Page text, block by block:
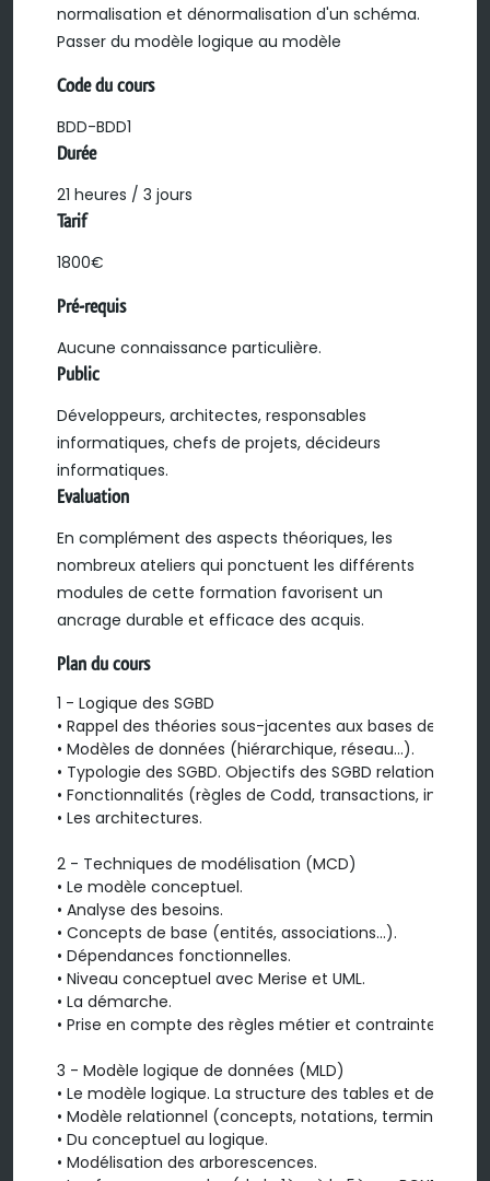
normalisation et dénormalisation d'un schéma.
Passer du modèle logique au modèle
Code du cours
BDD-BDD1
Durée
21 heures / 3 jours
Tarif
1800€
Pré-requis
Aucune connaissance particulière.
Public
Développeurs, architectes, responsables
informatiques, chefs de projets, décideurs
informatiques.
Evaluation
En complément des aspects théoriques, les
nombreux ateliers qui ponctuent les différents
modules de cette formation favorisent un
ancrage durable et efficace des acquis.
Plan du cours
1 - Logique des SGBD
• Rappel des théories sous-jacentes aux bases de
• Modèles de données (hiérarchique, réseau...).
• Typologie des SGBD. Objectifs des SGBD relationnels.
• Fonctionnalités (règles de Codd, transactions,
• Les architectures.
2 - Techniques de modélisation (MCD)
• Le modèle conceptuel.
• Analyse des besoins.
• Concepts de base (entités, associations...).
• Dépendances fonctionnelles.
• Niveau conceptuel avec Merise et UML.
• La démarche.
• Prise en compte des règles métier et contraintes.
3 - Modèle logique de données (MLD)
• Le modèle logique. La structure des tables et des
• Modèle relationnel (concepts, notations, terminologie).
• Du conceptuel au logique.
• Modélisation des arborescences.